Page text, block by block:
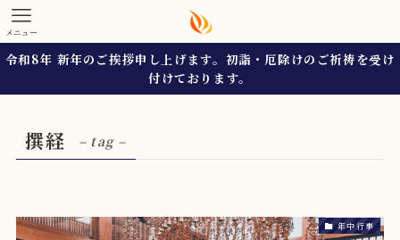
メニュー
令和8年 新年のご挨拶申し上げます。初詣・厄除けのご祈祷を受け
付けております。
撰経 – tag –
年中行事